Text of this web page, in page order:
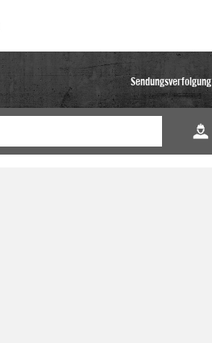
Sendungsverfolgung